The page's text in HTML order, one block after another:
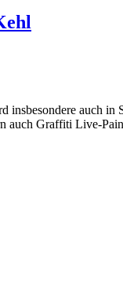
auch
auch Graffiti Live-